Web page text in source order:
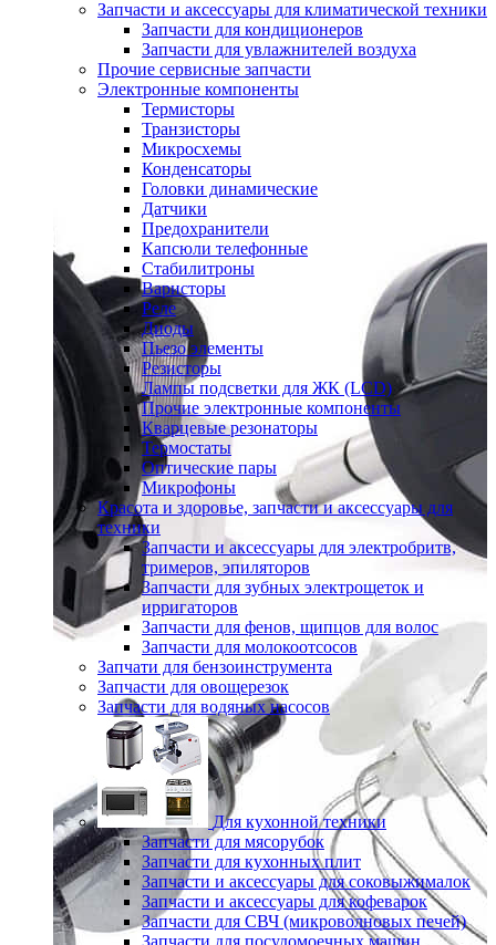
Запчасти и аксессуары для климатической техники
Запчасти для кондиционеров
Запчасти для увлажнителей воздуха
Прочие сервисные запчасти
Электронные компоненты
Термисторы
Транзисторы
Микросхемы
Конденсаторы
Головки динамические
Датчики
Предохранители
Капсюли телефонные
Стабилитроны
Варисторы
Реле
Диоды
Пьезо элементы
Резисторы
Лампы подсветки для ЖК (LCD)
Прочие электронные компоненты
Кварцевые резонаторы
Термостаты
Оптические пары
Микрофоны
Красота и здоровье, запчасти и аксессуары для
техники
Запчасти и аксессуары для электробритв,
тримеров, эпиляторов
Запчасти для зубных электрощеток и
ирригаторов
Запчасти для фенов, щипцов для волос
Запчасти для молокоотсосов
Запчати для бензоинструмента
Запчасти для овощерезок
Запчасти для водяных насосов
Для кухонной техники
Запчасти для мясорубок
Запчасти для кухонных плит
Запчасти и аксессуары для соковыжималок
Запчасти и аксессуары для кофеварок
Запчасти для СВЧ (микроволновых печей)
Запчасти для посудомоечных машин